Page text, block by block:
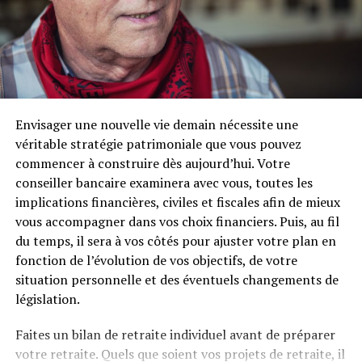
il sera le lieu parfait pour écouter du jazz – ou tout autre
style musical -, assister – et pourquoi pas participer – à
un spectacle de magie ou simplement se régaler avec
une gastronomie unique préparée par des chefs.
pour sortir des sentiers battus sans s’éloigner de son
lieu de travail. Vous pourrez combiner travail et
décontraction à votre convenance en privatisant les
lieux pour une soirée entreprise originale à Paris, une
journée ou plusieurs jours. Vous trouverez sur place tout
le matériel audiovisuel qu’il vous faut. De plus avec Paris
Yacht Marina, vous avez l’assurance de vivre – et de faire
vivre à vos collègues – une expérience exceptionnelle au
meilleur prix.
YACHTS
Envisager une nouvelle vie demain nécessite une
véritable stratégie patrimoniale que vous pouvez
commencer à construire dès aujourd’hui. Votre
conseiller bancaire examinera avec vous, toutes les
implications financières, civiles et fiscales afin de mieux
vous accompagner dans vos choix financiers. Puis, au fil
du temps, il sera à vos côtés pour ajuster votre plan en
fonction de l’évolution de vos objectifs, de votre
situation personnelle et des éventuels changements de
législation.
Faites un bilan de retraite individuel avant de préparer
votre retraite. Quels que soient vos projets de retraite, il